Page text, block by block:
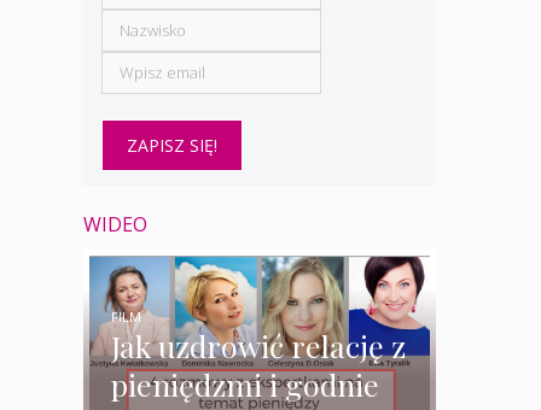
WIDEO
Jak uzdrowić relację z
pieniędzmi i godnie
FILM